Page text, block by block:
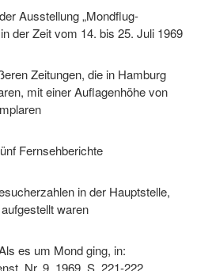
Ausstellung „Mondflug-
der Zeit vom 14. bis 25. Juli 1969
Zeitungen, die in Hamburg
mit einer Auflagenhöhe von
Fernsehberichte
in der Hauptstelle,
waren
es um Mond ging, in:
Nr. 9, 1969, S. 221-222.